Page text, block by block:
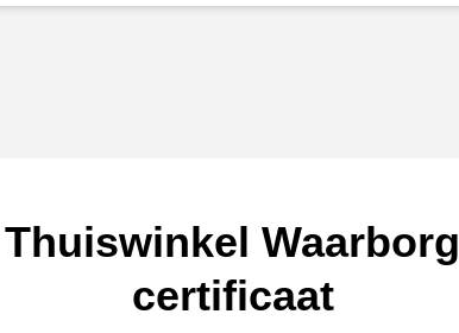
Thuiswinkel Waarborg
certificaat